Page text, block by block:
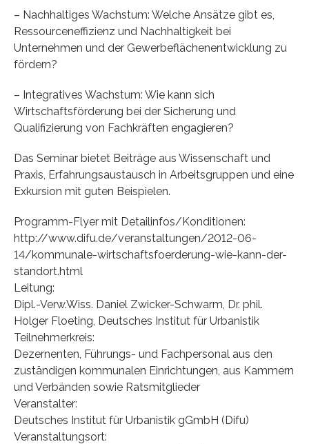
– Nachhaltiges Wachstum: Welche Ansätze gibt es,
Ressourceneffizienz und Nachhaltigkeit bei
Unternehmen und der Gewerbeflächenentwicklung zu
fördern?
– Integratives Wachstum: Wie kann sich
Wirtschaftsförderung bei der Sicherung und
Qualifizierung von Fachkräften engagieren?
Das Seminar bietet Beiträge aus Wissenschaft und
Praxis, Erfahrungsaustausch in Arbeitsgruppen und eine
Exkursion mit guten Beispielen.
Programm-Flyer mit Detailinfos/Konditionen:
http://www.difu.de/veranstaltungen/2012-06-
14/kommunale-wirtschaftsfoerderung-wie-kann-der-
standort.html
Leitung:
Dipl.-Verw.Wiss. Daniel Zwicker-Schwarm, Dr. phil.
Holger Floeting, Deutsches Institut für Urbanistik
Teilnehmerkreis:
Dezernenten, Führungs- und Fachpersonal aus den
zuständigen kommunalen Einrichtungen, aus Kammern
und Verbänden sowie Ratsmitglieder
Veranstalter:
Deutsches Institut für Urbanistik gGmbH (Difu)
Veranstaltungsort: